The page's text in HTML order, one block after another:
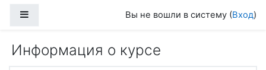
Вы не вошли в систему (Вход)
Информация о курсе